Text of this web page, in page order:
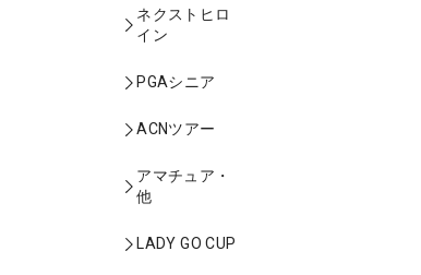
ネクストヒロ
イン
PGAシニア
ACNツアー
アマチュア・
他
LADY GO CUP